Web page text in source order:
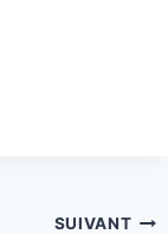
SUIVANT